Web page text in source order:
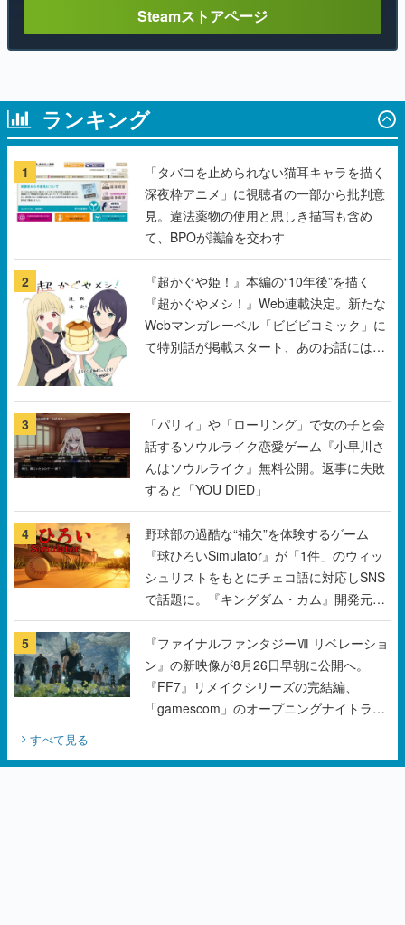
Steamストアページ
ランキング
1
「タバコを止められない猫耳キャラを描く
深夜枠アニメ」に視聴者の一部から批判意
見。違法薬物の使用と思しき描写も含め
て、BPOが議論を交わす
2
『超かぐや姫！』本編の“10年後”を描く
『超かぐやメシ！』Web連載決定。新たな
Webマンガレーベル「ビビビコミック」に
て特別話が掲載スタート、あのお話には…
3
「パリィ」や「ローリング」で女の子と会
話するソウルライク恋愛ゲーム『小早川さ
んはソウルライク』無料公開。返事に失敗
すると「YOU DIED」
4
野球部の過酷な“補欠”を体験するゲーム
『球ひろいSimulator』が「1件」のウィッ
シュリストをもとにチェコ語に対応しSNS
で話題に。『キングダム・カム』開発元や
チェコのプロ野球選手から称賛の声
5
『ファイナルファンタジーⅦ リベレーショ
ン』の新映像が8月26日早朝に公開へ。
『FF7』リメイクシリーズの完結編、
「gamescom」のオープニングナイトライ
すべて見る